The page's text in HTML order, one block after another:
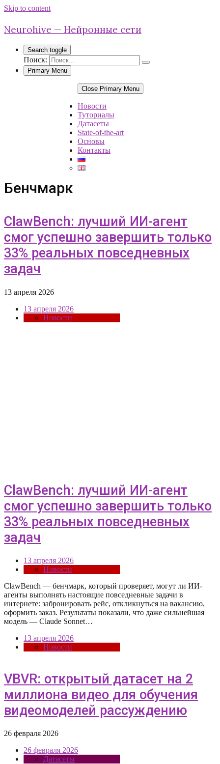
Skip to content
Neurohive — Нейронные сети
Search toggle
Поиск:
Primary Menu
Close Primary Menu
Новости
Туториалы
Датасеты
State-of-the-art
Основы
Контакты
Бенчмарк
ClawBench: лучший ИИ-агент
смог успешно завершить только
33% реальных повседневных
задач
13 апреля 2026
13 апреля 2026
Новости
ClawBench: лучший ИИ-агент
смог успешно завершить только
33% реальных повседневных
задач
13 апреля 2026
Новости
ClawBench — бенчмарк, который проверяет, могут ли ИИ-
агенты выполнять настоящие повседневные задачи в
интернете: забронировать рейс, откликнуться на вакансию,
оформить заказ. Результаты показали, что даже сильнейшая
модель — Claude Sonnet…
13 апреля 2026
Новости
VBVR: открытый датасет на 2
миллиона видео для обучения
видеомоделей рассуждению
26 февраля 2026
26 февраля 2026
Датасеты